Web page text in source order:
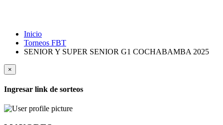
Inicio
Torneos FBT
SENIOR Y SUPER SENIOR G1 COCHABAMBA 2025
×
Ingresar link de sorteos